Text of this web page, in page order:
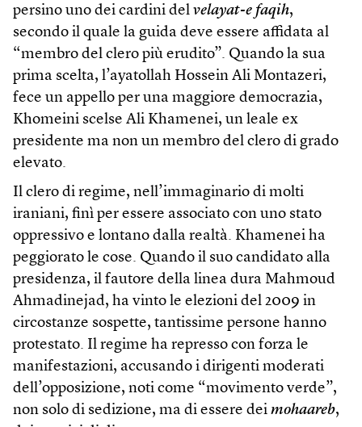
persino uno dei cardini del velayat-e faqih,
secondo il quale la guida deve essere affidata al
“membro del clero più erudito”. Quando la sua
prima scelta, l’ayatollah Hossein Ali Montazeri,
fece un appello per una maggiore democrazia,
Khomeini scelse Ali Khamenei, un leale ex
presidente ma non un membro del clero di grado
elevato.
Il clero di regime, nell’immaginario di molti
iraniani, finì per essere associato con uno stato
oppressivo e lontano dalla realtà. Khamenei ha
peggiorato le cose. Quando il suo candidato alla
presidenza, il fautore della linea dura Mahmoud
Ahmadinejad, ha vinto le elezioni del 2009 in
circostanze sospette, tantissime persone hanno
protestato. Il regime ha represso con forza le
manifestazioni, accusando i dirigenti moderati
dell’opposizione, noti come “movimento verde”,
non solo di sedizione, ma di essere dei mohaareb,